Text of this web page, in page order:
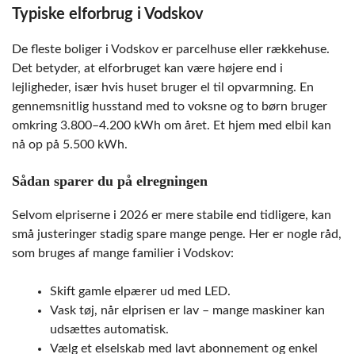
Typiske elforbrug i Vodskov
De fleste boliger i Vodskov er parcelhuse eller rækkehuse.
Det betyder, at elforbruget kan være højere end i
lejligheder, især hvis huset bruger el til opvarmning. En
gennemsnitlig husstand med to voksne og to børn bruger
omkring 3.800–4.200 kWh om året. Et hjem med elbil kan
nå op på 5.500 kWh.
Sådan sparer du på elregningen
Selvom elpriserne i 2026 er mere stabile end tidligere, kan
små justeringer stadig spare mange penge. Her er nogle råd,
som bruges af mange familier i Vodskov:
Skift gamle elpærer ud med LED.
Vask tøj, når elprisen er lav – mange maskiner kan
udsættes automatisk.
Vælg et elselskab med lavt abonnement og enkel